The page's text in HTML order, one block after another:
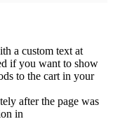
a custom text at
if you want to show
to the cart in your
after the page was
in